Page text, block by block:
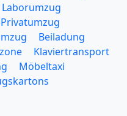
Laborumzug
Privatumzug
Beiladung
Klaviertransport
Möbeltaxi